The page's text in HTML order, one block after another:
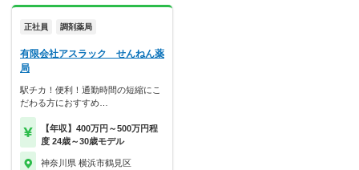
正社員 調剤薬局
有限会社アスラック せんねん薬
局
駅チカ！便利！通勤時間の短縮にこ
だわる方におすすめ…
【年収】400万円～500万円程
度 24歳～30歳モデル
神奈川県 横浜市鶴見区